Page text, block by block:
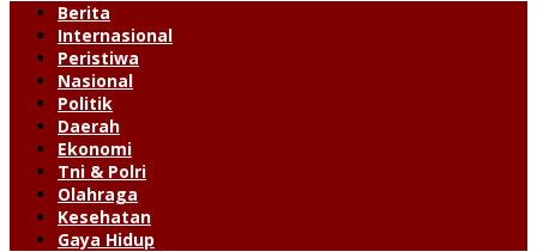
Berita
Internasional
Peristiwa
Nasional
Politik
Daerah
Ekonomi
Tni & Polri
Olahraga
Kesehatan
Gaya Hidup